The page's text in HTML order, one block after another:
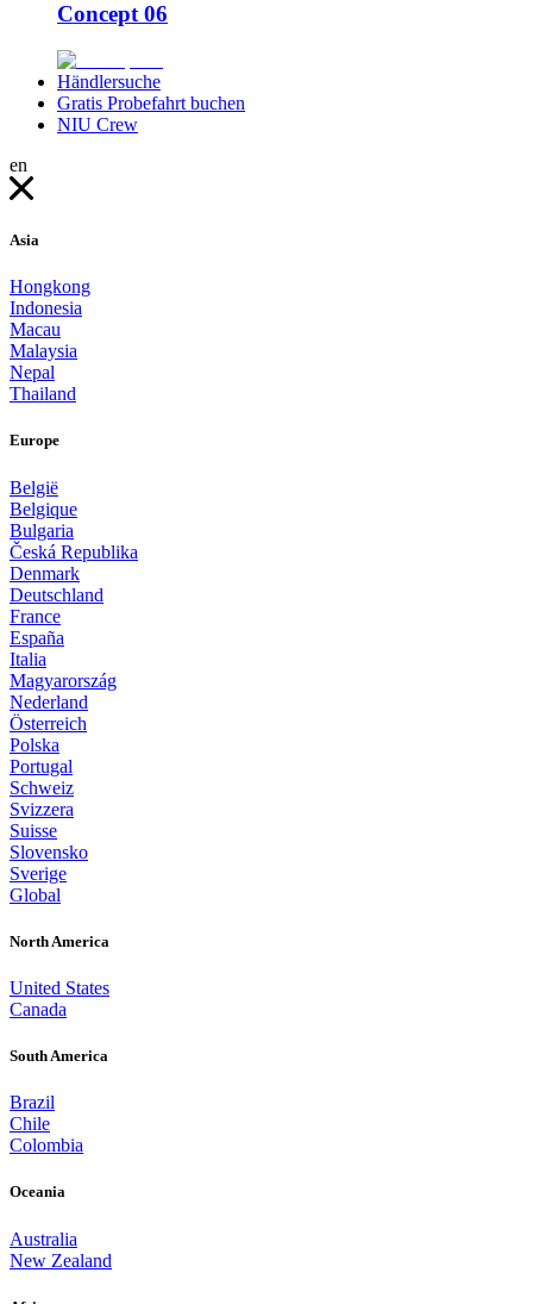
Concept 06
Händlersuche
Gratis Probefahrt buchen
NIU Crew
en
Asia
Hongkong
Indonesia
Macau
Malaysia
Nepal
Thailand
Europe
België
Belgique
Bulgaria
Česká Republika
Denmark
Deutschland
France
España
Italia
Magyarország
Nederland
Österreich
Polska
Portugal
Schweiz
Svizzera
Suisse
Slovensko
Sverige
Global
North America
United States
Canada
South America
Brazil
Chile
Colombia
Oceania
Australia
New Zealand